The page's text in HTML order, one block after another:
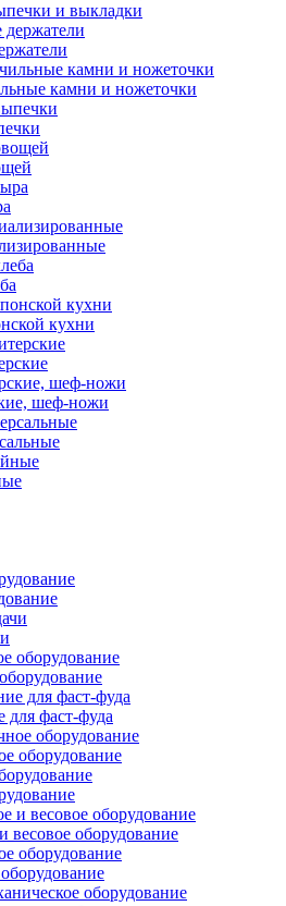
и выкладки
камни и ножеточки
кухни
шеф-ножи
для фаст-фуда
оборудование
весовое оборудование